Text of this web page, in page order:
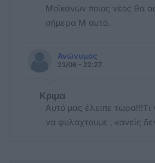
Μοϊκανών ποιος νέος θα
σήμερα Μ αυτό.
Ανώνυμος
23/06 - 22:27
Κριμα
Αυτό μας έλειπε
να φυλαχτουμε , κανείς